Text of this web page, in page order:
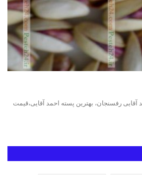
آقایی رفسنجان، بهترین پسته احمد آقایی،قیمت